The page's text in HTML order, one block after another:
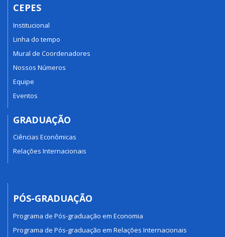
CEPES
Institucional
Linha do tempo
Mural de Coordenadores
Nossos Números
Equipe
Eventos
GRADUAÇÃO
Ciências Econômicas
Relações Internacionais
PÓS-GRADUAÇÃO
Programa de Pós-graduação em Economia
Programa de Pós-graduação em Relações Internacionais